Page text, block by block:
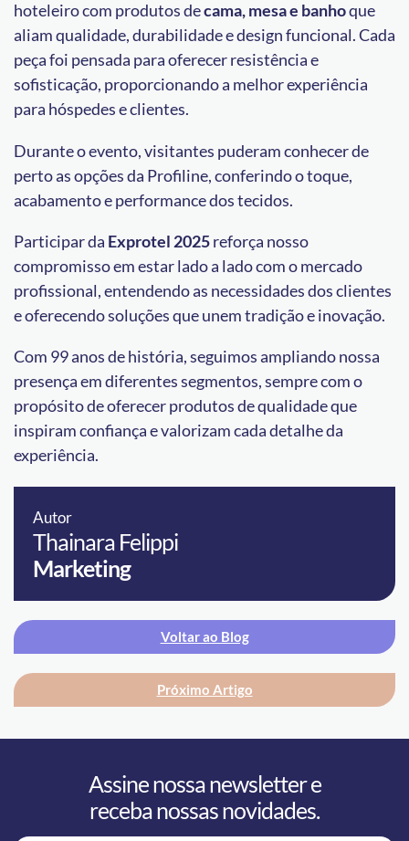
hoteleiro com produtos decama, mesa e banhoque
aliam qualidade, durabilidade e design funcional. Cada
peça foi pensada para oferecer resistência e
sofisticação, proporcionando a melhor experiência
para hóspedes e clientes.
Durante o evento, visitantes puderam conhecer de
perto as opções da Profiline, conferindo o toque,
acabamento e performance dos tecidos.
Participar da Exprotel 2025reforça nosso
compromisso em estar lado a lado com o mercado
profissional, entendendo as necessidades dos clientes
e oferecendo soluções que unem tradição e inovação.
Com 99 anos de história, seguimos ampliando nossa
presença em diferentes segmentos, sempre com o
propósito de oferecer produtos de qualidade que
inspiram confiança e valorizam cada detalhe da
experiência.
Autor
Thainara Felippi
Marketing
Voltar ao Blog
Próximo Artigo
Assine nossa newsletter e
receba nossas novidades.